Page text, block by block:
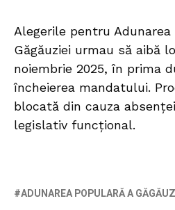
Alegerile pentru Adunarea
Găgăuziei urmau să aibă
noiembrie 2025, în prima
încheierea mandatului.
blocată din cauza
legislativ funcțional.
ADUNAREA POPULARĂ A